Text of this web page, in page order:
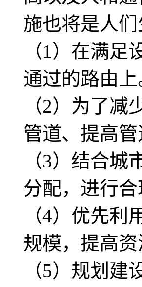
施也将是人
（1）在满
通过的路由上
（2）为了
管道、提高
（3）结合
分配，进行
（4）优先
规模，提高
（5）规划